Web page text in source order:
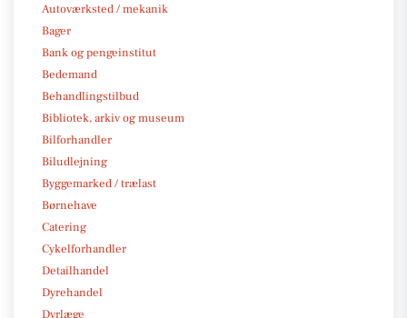
Autoværksted / mekanik
Bager
Bank og pengeinstitut
Bedemand
Behandlingstilbud
Bibliotek, arkiv og museum
Bilforhandler
Biludlejning
Byggemarked / trælast
Børnehave
Catering
Cykelforhandler
Detailhandel
Dyrehandel
Dyrlæge